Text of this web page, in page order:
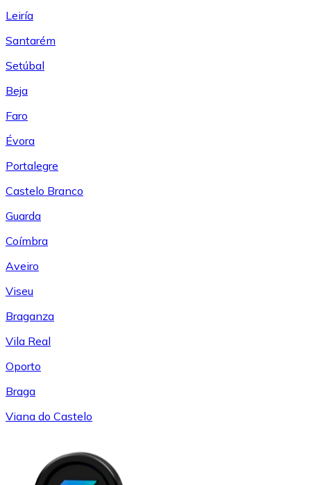
Leiría
Santarém
Setúbal
Beja
Faro
Évora
Portalegre
Castelo Branco
Guarda
Coímbra
Aveiro
Viseu
Braganza
Vila Real
Oporto
Braga
Viana do Castelo